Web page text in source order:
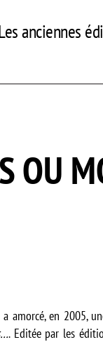
anciennes
OU
a amorcé, en 2005,
. Editée par les